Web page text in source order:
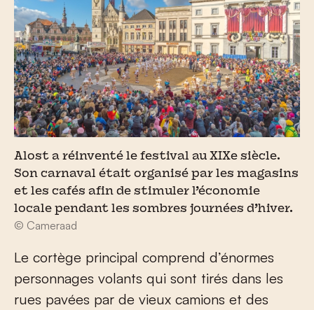
Alost a réinventé le festival au XIXe siècle.
Son carnaval était organisé par les magasins
et les cafés afin de stimuler l’économie
locale pendant les sombres journées d’hiver.
© Cameraad
Le cortège principal comprend d’énormes
personnages volants qui sont tirés dans les
rues pavées par de vieux camions et des